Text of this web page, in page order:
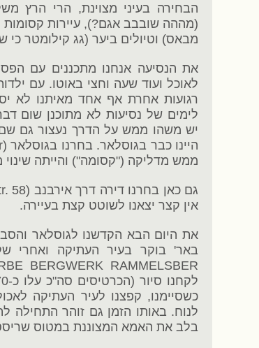
הבחירה בעיני מצוינת, הרי הרץ
(מההה שובבב אגם?), עיירות
מבאס) וטיולים ביער (גג קילומטר
את הנסיעה אנחנו מתכננים עם
לאוכל ועוד שעה וחצי באוטו. עם
רגועות אחרת אף אחד מאיתנו לא
לימים של נסיעות לא מתוכנן שום
ממש מדליקה ("קסומה") והייתה שינוי
אין קצר יצאנו לשוטט קצת בעיירה.
את היום הבא הקדשנו לגוסלאר
באר' בוקר בעיר העתיקה ואחרי
כשסיימנו, קפצנו לעיר העתיקה
לנוח. באותו הזמן גם זוהר התחילה
בלב את האמא המצוננת במטוס